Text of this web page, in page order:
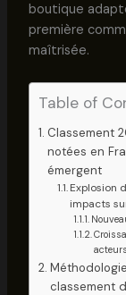
boutique
première
maîtrisée.
Table of
Classement
notées en
émergent
Explosion
impacts
acteurs
classement